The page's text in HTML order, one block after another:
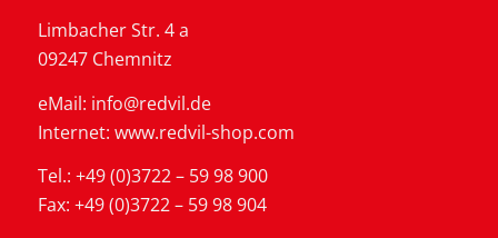
Limbacher Str. 4 a
09247 Chemnitz
eMail: info@redvil.de
Internet: www.redvil-shop.com
Tel.: +49 (0)3722 – 59 98 900
Fax: +49 (0)3722 – 59 98 904